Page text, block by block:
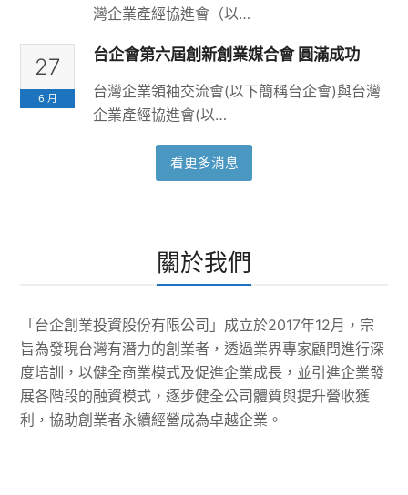
灣企業產經協進會（以…
27
6 月
台企會第六屆創新創業媒合會 圓滿成功
台灣企業領袖交流會(以下簡稱台企會)與台灣
企業產經協進會(以…
看更多消息
關於我們
「台企創業投資股份有限公司」成立於2017年12月，宗
旨為發現台灣有潛力的創業者，透過業界專家顧問進行深
度培訓，以健全商業模式及促進企業成長，並引進企業發
展各階段的融資模式，逐步健全公司體質與提升營收獲
利，協助創業者永續經營成為卓越企業。